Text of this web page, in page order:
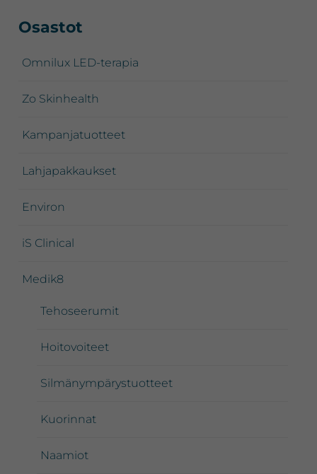
Ensisijainen
Osastot
Omnilux LED-terapia
Zo Skinhealth
Kampanjatuotteet
Lahjapakkaukset
Environ
iS Clinical
Medik8
Tehoseerumit
Hoitovoiteet
Silmänympärystuotteet
Kuorinnat
Naamiot